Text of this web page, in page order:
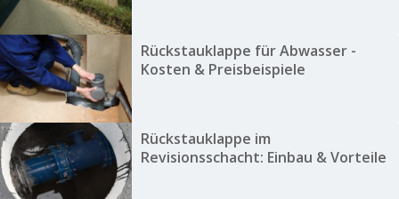
Rückstauklappe für Abwasser -
Kosten & Preisbeispiele
Rückstauklappe im
Revisionsschacht: Einbau & Vorteile